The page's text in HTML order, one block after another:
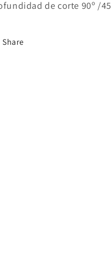
de corte 90º /45
Share